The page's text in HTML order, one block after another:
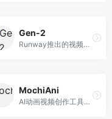
Gen-2
Runway推出的视频生成模型，专注于文生视频和视频风格转换。面向影视制作人和创意工作者，支持文本到视频、图像到视频等多种生成模式，视频质量专业级。
MochiAni
AI动画视频创作工具，专注于动画内容生成。面向动画创作者和二次元内容生产者，支持动画风格视频生成，动画效果流畅，适合动漫内容创作。